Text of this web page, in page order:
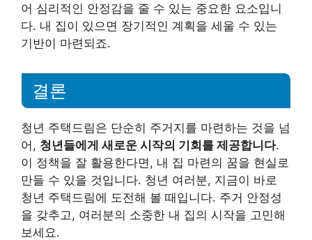
어 심리적인 안정감을 줄 수 있는 중요한 요소입니
다. 내 집이 있으면 장기적인 계획을 세울 수 있는
기반이 마련되죠.
결론
청년 주택드림은 단순히 주거지를 마련하는 것을 넘
어, 청년들에게 새로운 시작의 기회를 제공합니다.
이 정책을 잘 활용한다면, 내 집 마련의 꿈을 현실로
만들 수 있을 것입니다. 청년 여러분, 지금이 바로
청년 주택드림에 도전해 볼 때입니다. 주거 안정성
을 갖추고, 여러분의 소중한 내 집의 시작을 고민해
보세요.